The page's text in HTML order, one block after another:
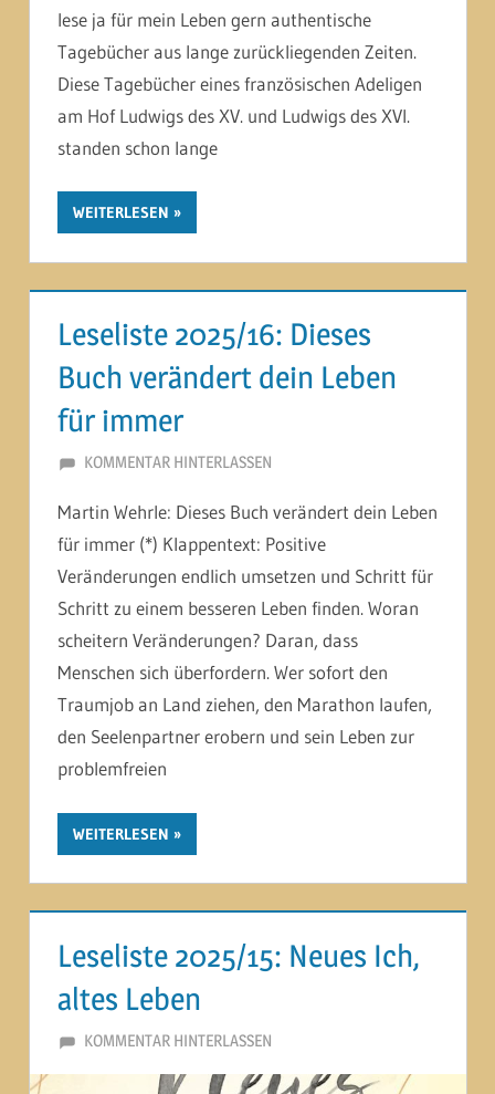
lese ja für mein Leben gern authentische
Tagebücher aus lange zurückliegenden Zeiten.
Diese Tagebücher eines französischen Adeligen
am Hof Ludwigs des XV. und Ludwigs des XVI.
standen schon lange
WEITERLESEN
Leseliste 2025/16: Dieses
Buch verändert dein Leben
für immer
26. SEPTEMBER 2025
MARTINA BERG
KOMMENTAR HINTERLASSEN
Martin Wehrle: Dieses Buch verändert dein Leben
für immer (*) Klappentext: Positive
Veränderungen endlich umsetzen und Schritt für
Schritt zu einem besseren Leben finden. Woran
scheitern Veränderungen? Daran, dass
Menschen sich überfordern. Wer sofort den
Traumjob an Land ziehen, den Marathon laufen,
den Seelenpartner erobern und sein Leben zur
problemfreien
WEITERLESEN
Leseliste 2025/15: Neues Ich,
altes Leben
23. SEPTEMBER 2025
MARTINA BERG
KOMMENTAR HINTERLASSEN